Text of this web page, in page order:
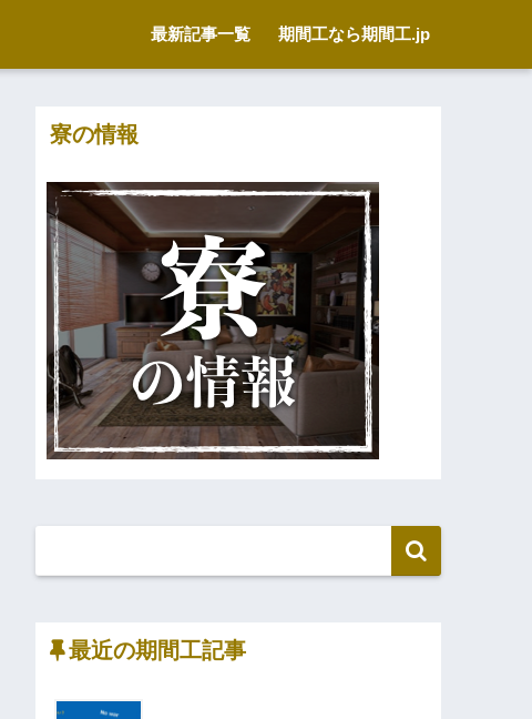
最新記事一覧 期間工なら期間工.jp
寮の情報
最近の期間工記事